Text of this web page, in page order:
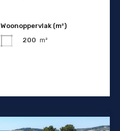
Woonoppervlak (m²)
200 m²